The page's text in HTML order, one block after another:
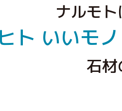
ナルモ
ト いいモノ
石材